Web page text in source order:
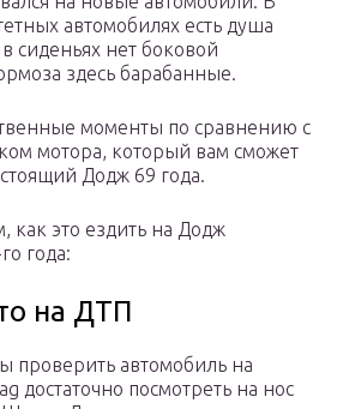
автомобилях есть душа
сиденьях нет боковой
здесь барабанные.
моменты по сравнению с
мотора, который вам сможет
Додж 69 года.
как это ездить на Додж
года:
на ДТП
проверить автомобиль на
достаточно посмотреть на нос